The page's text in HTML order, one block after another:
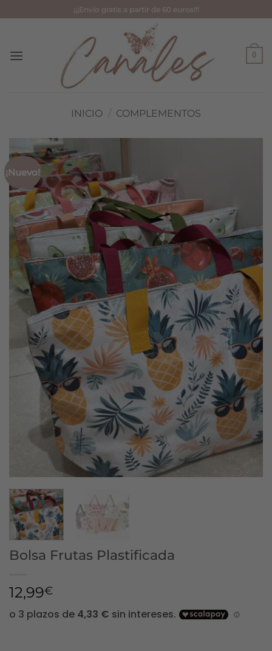
al
¡¡¡Envío gratis a partir de 60 euros!!!
0
INICIO / COMPLEMENTOS
¡Nuevo!
Bolsa Frutas Plastificada
12,99€